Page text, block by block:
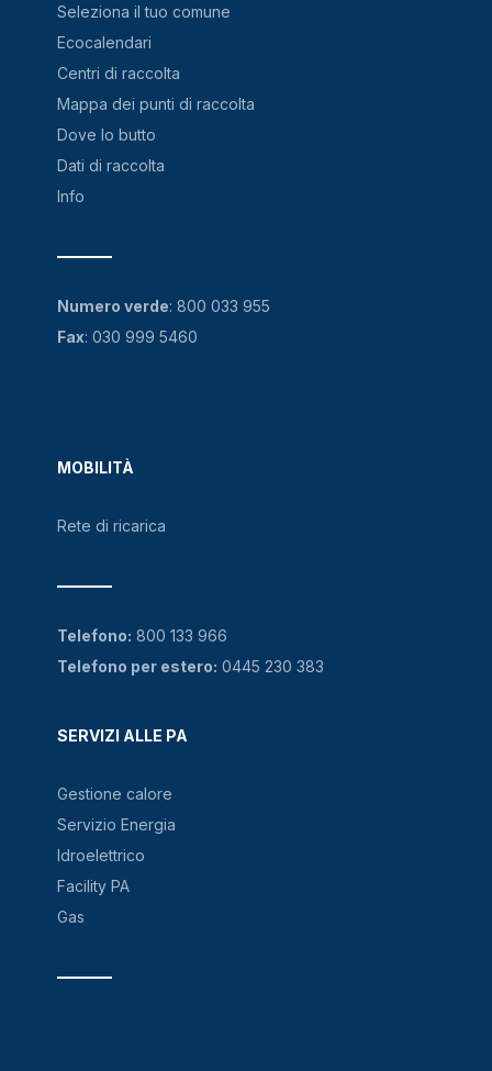
Seleziona il tuo comune
Ecocalendari
Centri di raccolta
Mappa dei punti di raccolta
Dove lo butto
Dati di raccolta
Info
MOBILITÀ
Rete di ricarica
SERVIZI ALLE PA
Gestione calore
Servizio Energia
Idroelettrico
Facility PA
Gas
Numero verde: 800 033 955
Fax: 030 999 5460
Telefono: 800 133 966
Telefono per estero: 0445 230 383